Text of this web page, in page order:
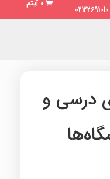
0 آیتم
درسی و